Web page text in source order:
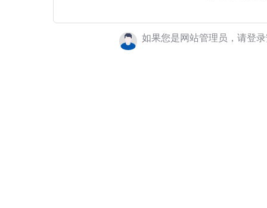
如果您是网站管理员，请登